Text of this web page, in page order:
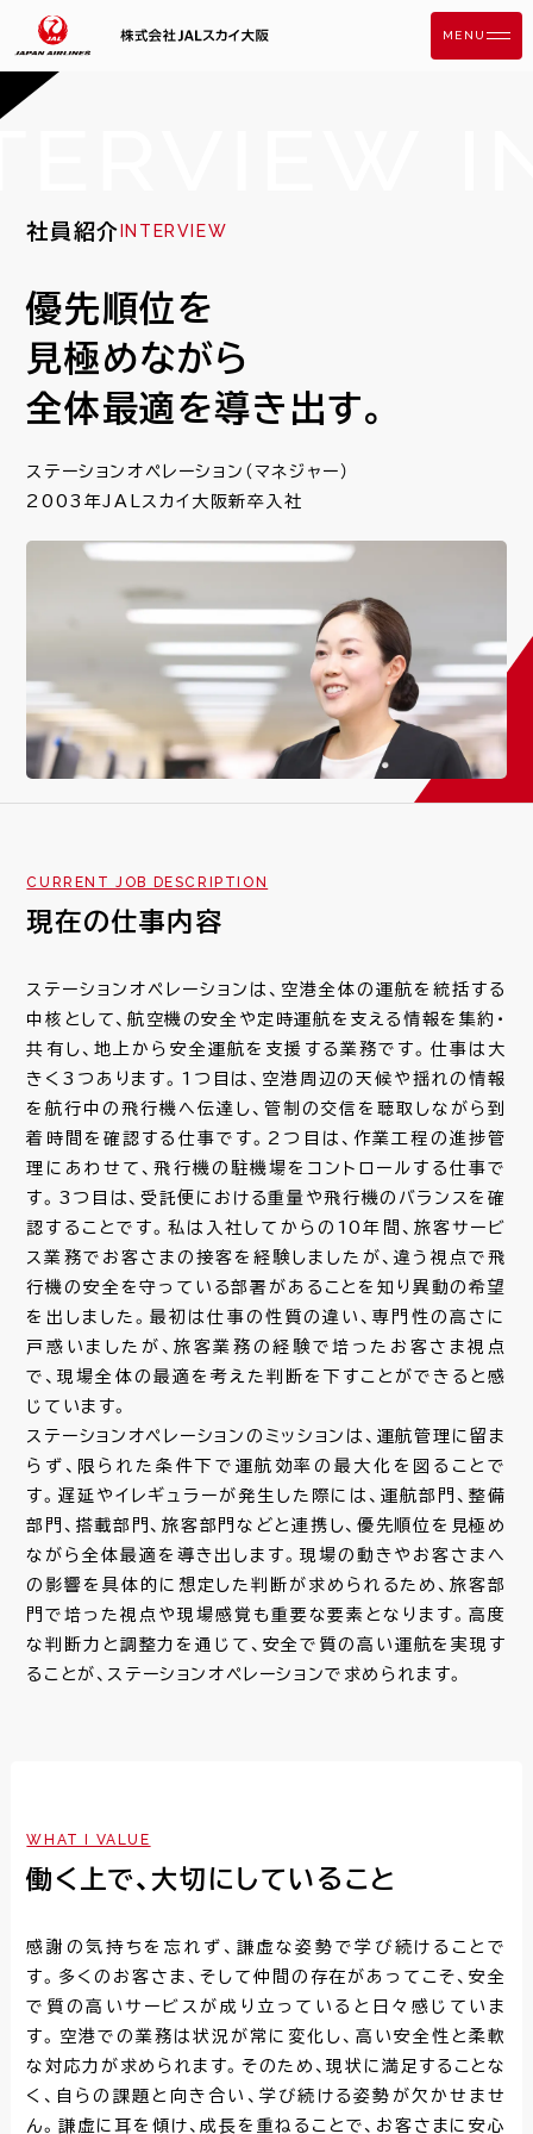
MENU
COMPANY
AT FIRST
3分でわかるJALスカイ大阪
業務紹介
WORK STYLE
社員紹介一覧
REAL WORK
若手×ベテラン 座談会
キャリアモデル
RECRUIT
キャリア採用募集要項
教育・研修制度
社員紹介 INTERVIEW
優先順位を
見極めながら
全体最適を導き出す。
ステーションオペレーション（マネジャー）
2003年JALスカイ大阪新卒入社
CURRENT JOB DESCRIPTION
現在の仕事内容
ステーションオペレーションは、空港全体の運航を統括する
中核として、航空機の安全や定時運航を支える情報を集約・
共有し、地上から安全運航を支援する業務です。仕事は大
きく3つあります。1つ目は、空港周辺の天候や揺れの情報
を航行中の飛行機へ伝達し、管制の交信を聴取しながら到
着時間を確認する仕事です。2つ目は、作業工程の進捗管
理にあわせて、飛行機の駐機場をコントロールする仕事で
す。3つ目は、受託便における重量や飛行機のバランスを確
認することです。私は入社してからの10年間、旅客サービ
ス業務でお客さまの接客を経験しましたが、違う視点で飛
行機の安全を守っている部署があることを知り異動の希望
を出しました。最初は仕事の性質の違い、専門性の高さに
戸惑いましたが、旅客業務の経験で培ったお客さま視点
で、現場全体の最適を考えた判断を下すことができると感
じています。
ステーションオペレーションのミッションは、運航管理に留ま
らず、限られた条件下で運航効率の最大化を図ることで
す。遅延やイレギュラーが発生した際には、運航部門、整備
部門、搭載部門、旅客部門などと連携し、優先順位を見極め
ながら全体最適を導き出します。現場の動きやお客さまへ
の影響を具体的に想定した判断が求められるため、旅客部
門で培った視点や現場感覚も重要な要素となります。高度
な判断力と調整力を通じて、安全で質の高い運航を実現す
ることが、ステーションオペレーションで求められます。
WHAT I VALUE
働く上で、大切にしていること
感謝の気持ちを忘れず、謙虚な姿勢で学び続けることで
す。多くのお客さま、そして仲間の存在があってこそ、安全
で質の高いサービスが成り立っていると日々感じていま
す。空港での業務は状況が常に変化し、高い安全性と柔軟
な対応力が求められます。そのため、現状に満足することな
く、自らの課題と向き合い、学び続ける姿勢が欠かせませ
ん。謙虚に耳を傾け、成長を重ねることで、お客さまに安心